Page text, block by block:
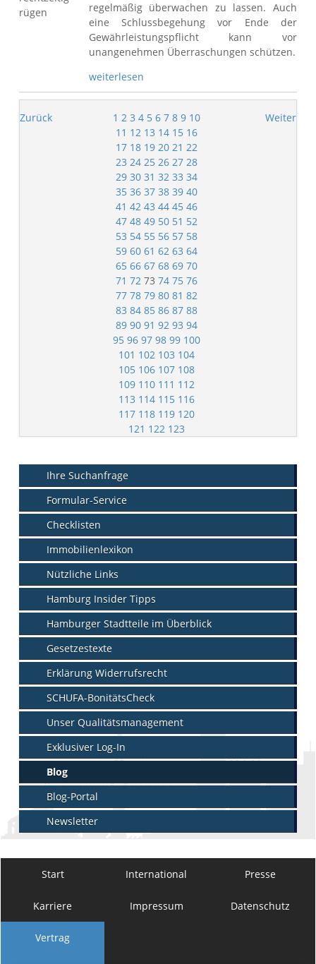
regelmäßig überwachen zu lassen. Auch
eine Schlussbegehung vor Ende der
Gewährleistungspflicht kann vor
unangenehmen Überraschungen schützen.
weiterlesen
Zurück 1 2 3 4 5 6 7 8 9 10
11 12 13 14 15 16
17 18 19 20 21 22
23 24 25 26 27 28
29 30 31 32 33 34
35 36 37 38 39 40
41 42 43 44 45 46
47 48 49 50 51 52
53 54 55 56 57 58
59 60 61 62 63 64
65 66 67 68 69 70
71 72 7374 75 76
77 78 79 80 81 82
83 84 85 86 87 88
89 90 91 92 93 94
95 96 97 98 99 100
101 102 103 104
105 106 107 108
109 110 111 112
113 114 115 116
117 118 119 120
121 122 123
Weiter
Ihre Suchanfrage
Formular-Service
Checklisten
Immobilienlexikon
Nützliche Links
Hamburg Insider Tipps
Hamburger Stadtteile im Überblick
Gesetzestexte
Erklärung Widerrufsrecht
SCHUFA-BonitätsCheck
Unser Qualitätsmanagement
Exklusiver Log-In
Blog
Blog-Portal
Newsletter
Start International Presse
Karriere Impressum Datenschutz
Vertrag